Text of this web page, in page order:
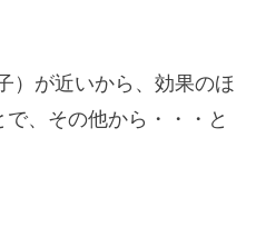
）が近いから、効果のほ
、その他から・・・と